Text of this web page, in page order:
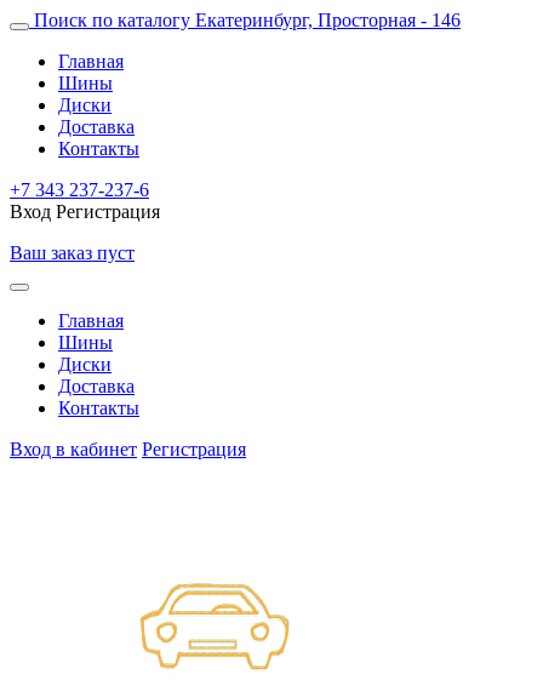
Поиск по каталогу Екатеринбург, Просторная - 146
Главная
Шины
Диски
Доставка
Контакты
+7 343 237-237-6
Вход Регистрация
Ваш заказ пуст
Главная
Шины
Диски
Доставка
Контакты
Вход в кабинет Регистрация